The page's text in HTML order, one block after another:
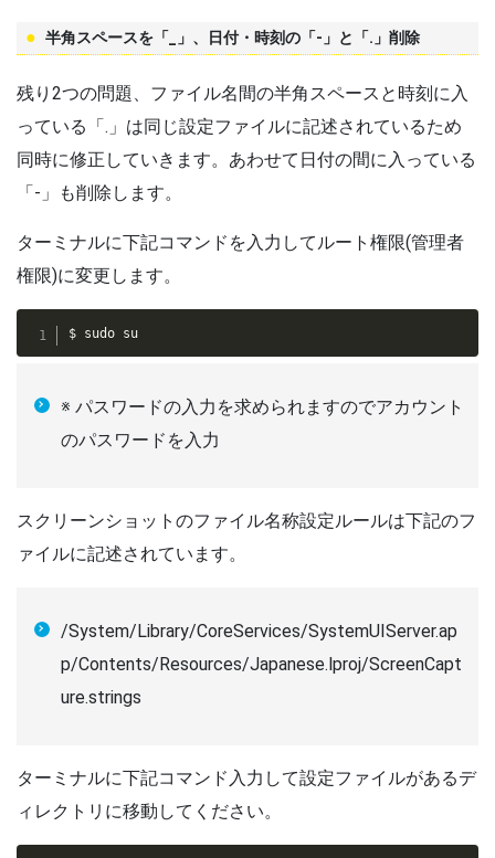
半角スペースを「_」、日付・時刻の「-」と「.」削除
残り2つの問題、ファイル名間の半角スペースと時刻に入
っている「.」は同じ設定ファイルに記述されているため
同時に修正していきます。あわせて日付の間に入っている
「-」も削除します。
ターミナルに下記コマンドを入力してルート権限(管理者
権限)に変更します。
$ sudo su
※ パスワードの入力を求められますのでアカウント
のパスワードを入力
スクリーンショットのファイル名称設定ルールは下記のフ
ァイルに記述されています。
/System/Library/CoreServices/SystemUIServer.ap
p/Contents/Resources/Japanese.lproj/ScreenCapt
ure.strings
ターミナルに下記コマンド入力して設定ファイルがあるデ
ィレクトリに移動してください。